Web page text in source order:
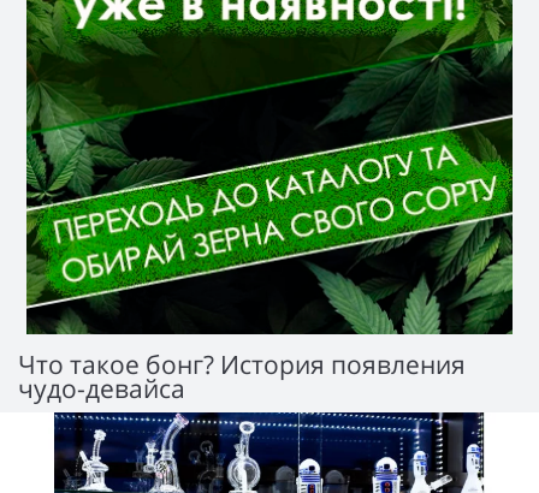
Что такое бонг? История появления
чудо-девайса